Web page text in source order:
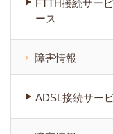
FTTH接続サー
ース
障害情報
ADSL接続サー